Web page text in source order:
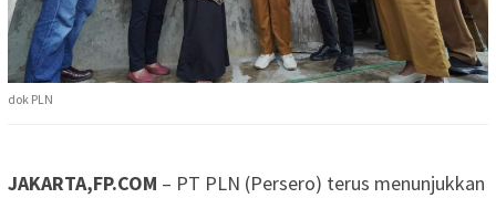
dok PLN
JAKARTA,FP.COM – PT PLN (Persero) terus menunjukkan